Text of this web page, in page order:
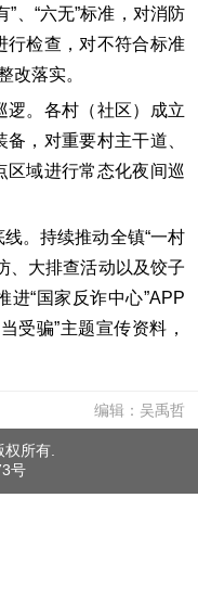
、“六无”标准，对消防
行检查，对不符合标准
改落实。
。各村（社区）成立
，对重要村主干道、
区域进行常态化夜间巡
。持续推动全镇“一村
、大排查活动以及饺子
“国家反诈中心”APP
受骗”主题宣传资料，
编辑：吴禹哲
所有.
号